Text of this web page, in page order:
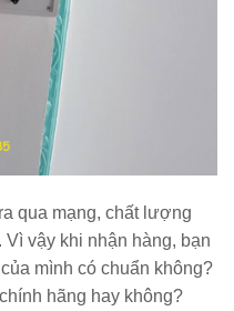
qua mạng, chất lượng
vậy khi nhận hàng, bạn
mình có chuẩn không?
hãng hay không?